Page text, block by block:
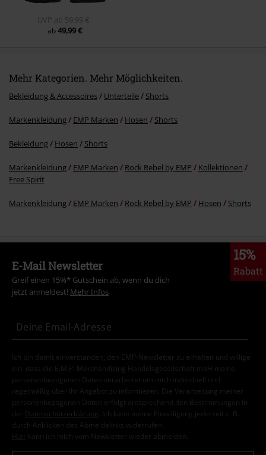
UVP ab 59,99 €
ab49,99 €
Mehr Kategorien. Mehr Möglichkeiten.
Bekleidung & Accessoires Unterteile Shorts
Markenkleidung EMP Marken Hosen Shorts
Bekleidung Hosen Shorts
Markenkleidung EMP Marken Rock Rebel by EMP
Kollektionen
Free Spirit
Markenkleidung EMP Marken Rock Rebel by EMP Hosen Shorts
15%
Rabatt
E-Mail Newsletter
Greif einen 15%* Gutschein ab, wenn du dich
jetzt anmeldest! Mehr Infos
Ich bin damit einverstanden, den EMP-Newsletter zu erhalten und willige
ein, dass die E.M.P. Merchandising Handelsgesellschaft mbH meine
personenbezogenen Daten verarbeitet um mich individuell und
regelmäßig über ihr Angebot zu informieren. Die Verarbeitung meiner
personenbezogenen Daten erfolgt entsprechend den Bestimmungen in
der
Datenschutzerklärung
. Ich kann meine Einwilligung jederzeit z. B.
durch Anklicken des Abmeldelinks widerrufen.
Hier kann ich mich vom Newsletter wieder abmelden.